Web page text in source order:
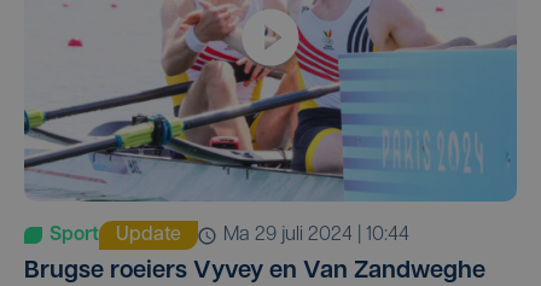
Sport Update ma 29 juli 2024 | 10:44
Brugse roeiers Vyvey en Van Zandweghe